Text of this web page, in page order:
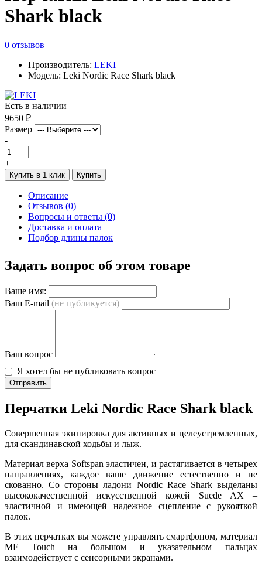
Shark black
0 отзывов
Производитель: LEKI
Модель: Leki Nordic Race Shark black
Есть в наличии
9650 ₽
Размер
-
+
Купить в 1 клик Купить
Описание
Отзывов (0)
Вопросы и ответы (0)
Доставка и оплата
Подбор длины палок
Задать вопрос об этом товаре
Ваше имя:
Ваш E-mail (не публикуется)
Ваш вопрос
Я хотел бы не публиковать вопрос
Отправить
Перчатки Leki Nordic Race Shark black
Совершенная экипировка для активных и целеустремленных,
для скандинавской ходьбы и лыж.
Материал верха Softspan эластичен, и растягивается в четырех
направлениях, каждое ваше движение естественно и не
скованно. Со стороны ладони Nordic Race Shark выделаны
высококачественной искусственной кожей Suede AX –
эластичной и имеющей надежное сцепление с рукояткой
палок.
В этих перчатках вы можете управлять смартфоном, материал
MF Touch на большом и указательном пальцах
взаимодействует с сенсорными экранами.